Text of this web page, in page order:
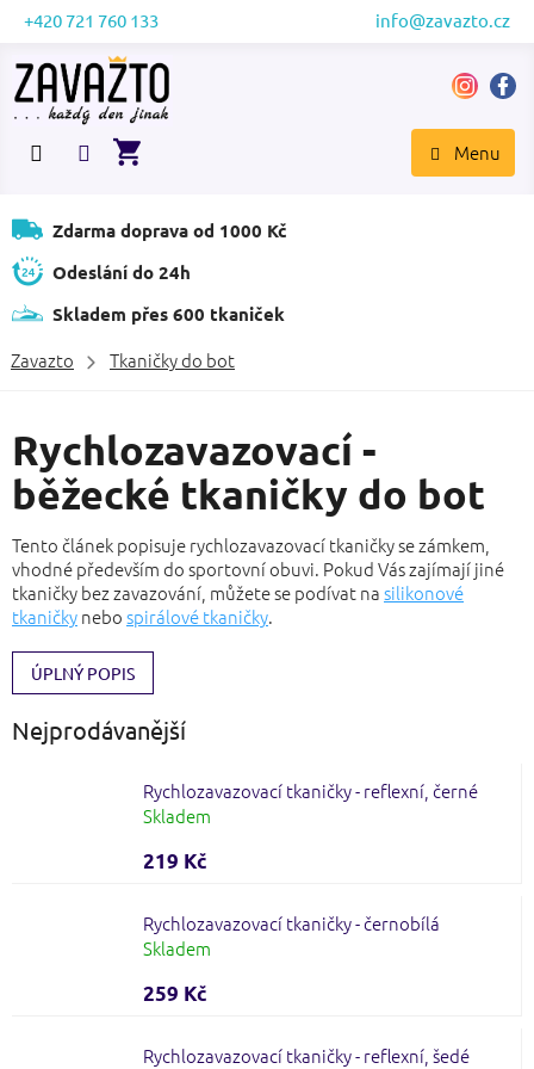
Přejít
obsah
+420 721 760 133 info@zavazto.cz
NÁKUPNÍ
Zdarma doprava od 1000 Kč
Odeslání do 24h
Skladem přes 600 tkaniček
Zavazto Tkaničky do bot
P
o
s
t
r
a
n
n
í
a
n
Rychlozavazovací -
běžecké tkaničky do bot
Tento článek popisuje rychlozavazovací tkaničky se zámkem,
vhodné především do sportovní obuvi. Pokud Vás zajímají jiné
tkaničky bez zavazování, můžete se podívat nasilikonové
tkaničkynebospirálové tkaničky.
ÚPLNÝ POPIS
Nejprodávanější
Rychlozavazovací tkaničky - reflexní, černé
Skladem
219 Kč
Rychlozavazovací tkaničky - černobílá
Skladem
259 Kč
Rychlozavazovací tkaničky - reflexní, šedé